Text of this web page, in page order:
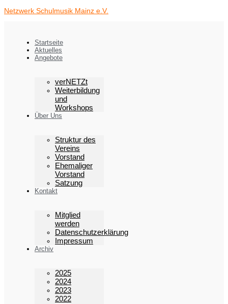
Inhalt
Netzwerk Schulmusik Mainz e.V.
Startseite
Aktuelles
Angebote
verNETZt
Weiterbildung
und
Workshops
Über Uns
Struktur des
Vereins
Vorstand
Ehemaliger
Vorstand
Satzung
Kontakt
Mitglied
werden
Datenschutzerklärung
Impressum
Archiv
2025
2024
2023
2022